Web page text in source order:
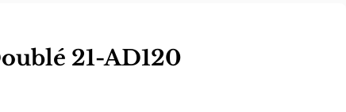
21-AD120